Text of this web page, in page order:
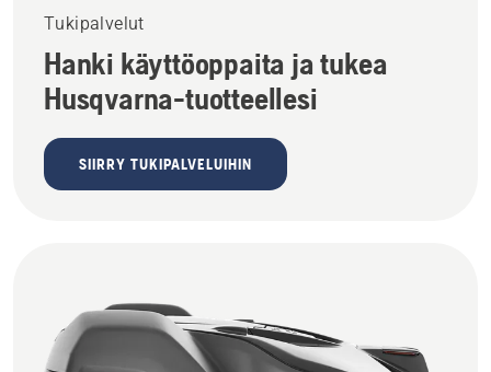
Tukipalvelut
Hanki käyttöoppaita ja tukea
Husqvarna-tuotteellesi
SIIRRY TUKIPALVELUIHIN